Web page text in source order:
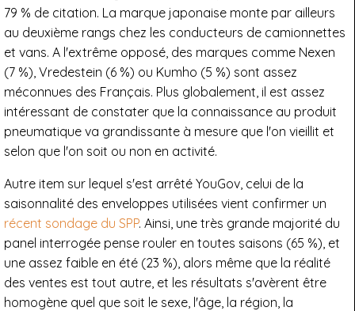
79 % de citation. La marque japonaise monte par ailleurs
au deuxième rangs chez les conducteurs de camionnettes
et vans. A l'extrême opposé, des marques comme Nexen
(7 %), Vredestein (6 %) ou Kumho (5 %) sont assez
méconnues des Français. Plus globalement, il est assez
intéressant de constater que la connaissance au produit
pneumatique va grandissante à mesure que l'on vieillit et
selon que l'on soit ou non en activité.
Autre item sur lequel s'est arrêté YouGov, celui de la
saisonnalité des enveloppes utilisées vient confirmer un
récent sondage du SPP. Ainsi, une très grande majorité du
panel interrogée pense rouler en toutes saisons (65 %), et
une assez faible en été (23 %), alors même que la réalité
des ventes est tout autre, et les résultats s'avèrent être
homogène quel que soit le sexe, l'âge, la région, la